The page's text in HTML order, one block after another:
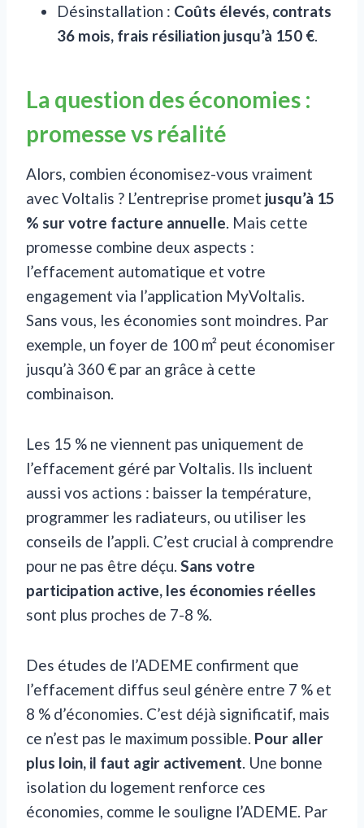
Désinstallation : Coûts élevés, contrats
36 mois, frais résiliation jusqu’à 150 €.
La question des économies :
promesse vs réalité
Alors, combien économisez-vous vraiment
avec Voltalis ? L’entreprise promet jusqu’à 15
% sur votre facture annuelle. Mais cette
promesse combine deux aspects :
l’effacement automatique et votre
engagement via l’application MyVoltalis.
Sans vous, les économies sont moindres. Par
exemple, un foyer de 100 m² peut économiser
jusqu’à 360 € par an grâce à cette
combinaison.
Les 15 % ne viennent pas uniquement de
l’effacement géré par Voltalis. Ils incluent
aussi vos actions : baisser la température,
programmer les radiateurs, ou utiliser les
conseils de l’appli. C’est crucial à comprendre
pour ne pas être déçu. Sans votre
participation active, les économies réelles
sont plus proches de 7-8 %.
Des études de l’ADEME confirment que
l’effacement diffus seul génère entre 7 % et
8 % d’économies. C’est déjà significatif, mais
ce n’est pas le maximum possible. Pour aller
plus loin, il faut agir activement. Une bonne
isolation du logement renforce ces
économies, comme le souligne l’ADEME. Par